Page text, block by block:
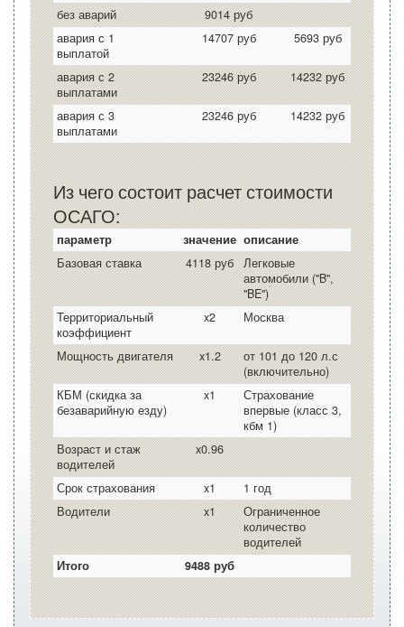
без аварий
9014 руб
авария с 1
выплатой
14707 руб 5693 руб
авария с 2
выплатами
23246 руб 14232 руб
авария с 3
выплатами
23246 руб 14232 руб
Из чего состоит расчет стоимости
ОСАГО:
параметр значение описание
Базовая ставка
4118 руб
Легковые
автомобили ("B",
"BE")
Территориальный
коэффициент
x2 Москва
Мощность двигателя x1.2
от 101 до 120 л.с
(включительно)
КБМ (скидка за
безаварийную езду)
x1
Страхование
впервые (класс 3,
кбм 1)
Возраст и стаж
водителей
x0.96
Срок страхования x1
1 год
Водители
x1
Ограниченное
количество
водителей
Итого
9488 руб